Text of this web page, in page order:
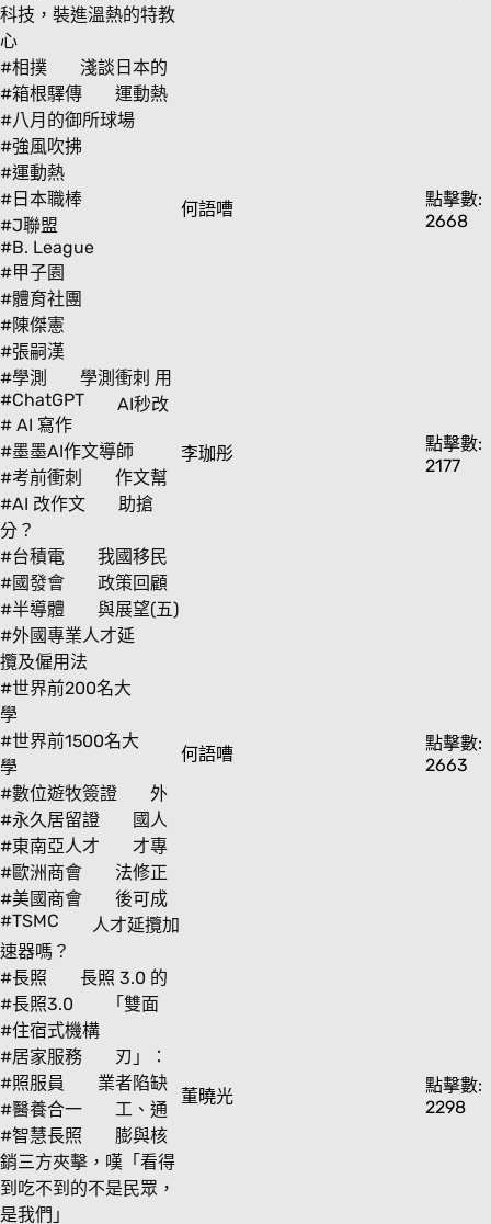
科技，裝進溫熱的特教
心
#相撲
#箱根驛傳
#八月的御所球場
#強風吹拂
#運動熱
#日本職棒
#J聯盟
#B. League
#甲子園
#體育社團
#陳傑憲
#張嗣漢
淺談日本的
運動熱
何語嘈
點擊數:
2668
#學測
#ChatGPT
# AI 寫作
#墨墨AI作文導師
#考前衝刺
#AI 改作文
學測衝刺 用
AI秒改
作文幫
助搶
分？
李珈彤
點擊數:
2177
#台積電
#國發會
#半導體
#外國專業人才延
攬及僱用法
#世界前200名大
學
#世界前1500名大
學
#數位遊牧簽證
#永久居留證
#東南亞人才
#歐洲商會
#美國商會
#TSMC
我國移民
政策回顧
與展望(五)
外
國人
才專
法修正
後可成
人才延攬加
速器嗎？
何語嘈
點擊數:
2663
#長照
#長照3.0
#住宿式機構
#居家服務
#照服員
#醫養合一
#智慧長照
長照 3.0 的
「雙面
刃」：
業者陷缺
工、通
膨與核
銷三方夾擊，嘆「看得
到吃不到的不是民眾，
是我們」
董曉光
點擊數:
2298